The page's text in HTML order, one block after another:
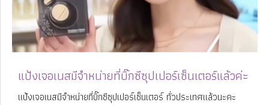
แป้งเจอเนสมีจำหน่ายที่บิ๊กซีซุปเปอร์เซ็นเตอร์แล้วค่ะ
แป้งเจอเนสมีจำหน่ายที่บิ๊กซีซุปเปอร์เซ็นเตอร์ ทั่วประเทศแล้วนะคะ